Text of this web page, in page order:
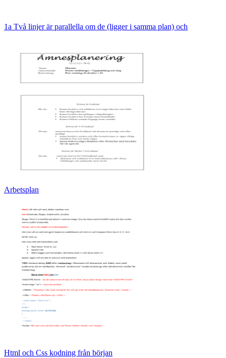
1a Två linjer är parallella om de (ligger i samma plan) och
Arbetsplan
Html och Css kodning från början